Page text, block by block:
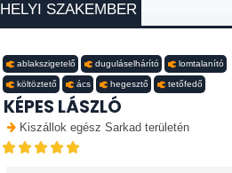
HELYI SZAKEMBER
ablakszigetelő duguláselhárító lomtalanító
költöztető ács hegesztő tetőfedő
KÉPES LÁSZLÓ
Kiszállok egész Sarkad területén